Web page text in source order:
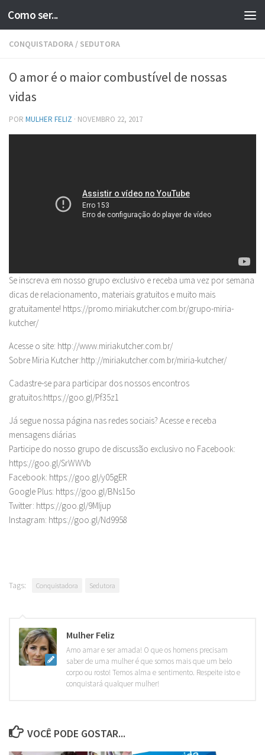
Skip to content
Como ser...
CONQUISTADORA / SEDUTORA
O amor é o maior combustível de nossas
vidas
POR MULHER FELIZ · NOVEMBRO 22, 2017
Se inscreva em nosso grupo exclusivo e receba uma vez por semana
dicas de relacionamento, materiais gratuitos e muito mais
gratuitamente! https://promo.miriakutcher.com.br/grupo-miria-
kutcher/
Acesse o site: http://www.miriakutcher.com.br/
Sobre Miria Kutcher:http://miriakutcher.com.br/miria-kutcher/
Cadastre-se para participar dos nossos encontros
gratuitos:https://goo.gl/Pf35z1
Já segue nossa página nas redes sociais? Acesse e receba
mensagens diárias
Participe do nosso grupo de discussão exclusivo no Facebook:
https://goo.gl/SrWWVb
Facebook: https://goo.gl/y05gER
Google Plus: https://goo.gl/BNs15o
Twitter: https://goo.gl/9MIjup
Instagram: https://goo.gl/Nd9958
Tags: Conquistadora Sedutora
Mulher Feliz
Amo amar e ser amada! O que os homens precisam
saber de uma mulher é que somos mais que um belo
corpo ou rosto! Temos alma e sentimento. Respeite isto e
conquistará qualquer mulher!
VOCÊ PODE GOSTAR...